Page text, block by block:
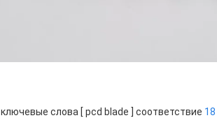
ключевые слова [ pcd blade ] соответствие 18